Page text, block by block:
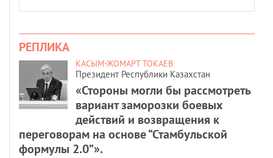
РЕПЛИКА
КАСЫМ-ЖОМАРТ ТОКАЕВ
Президент Республики Казахстан
«Стороны могли бы рассмотреть
вариант заморозки боевых
действий и возвращения к
переговорам на основе “Стамбульской
формулы 2.0”».